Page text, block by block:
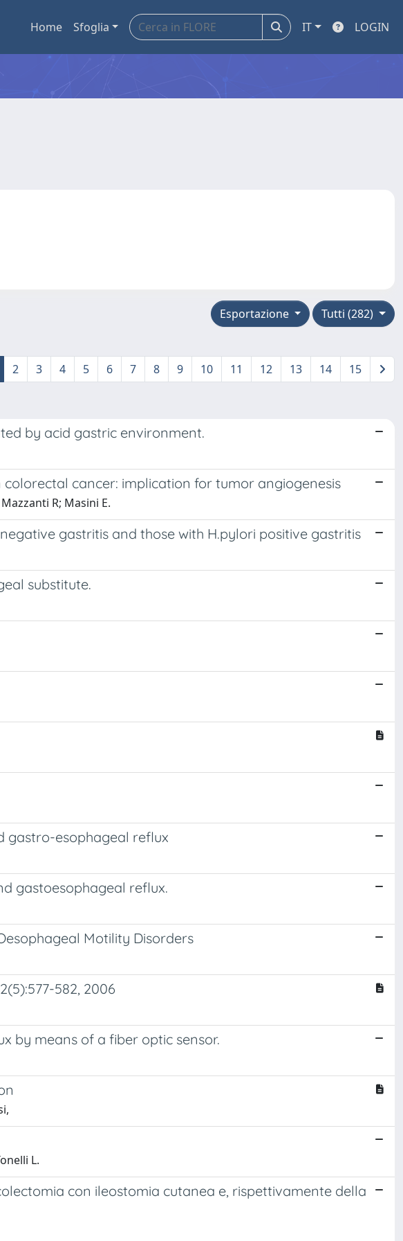
Home Sfoglia IT LOGIN
Tutti (282)
Esportazione
2 3 4 5 6 7 8 9 10 11 12 13 14 15
by acid gastric environment.
cancer: implication for tumor angiogenesis
R; Masini E.
gastritis and those with H.pylori positive gastritis
substitute.
gastro-esophageal reflux
gastoesophageal reflux.
Motility Disorders
582, 2006
by means of a fiber optic sensor.
L.
con ileostomia cutanea e, rispettivamente della